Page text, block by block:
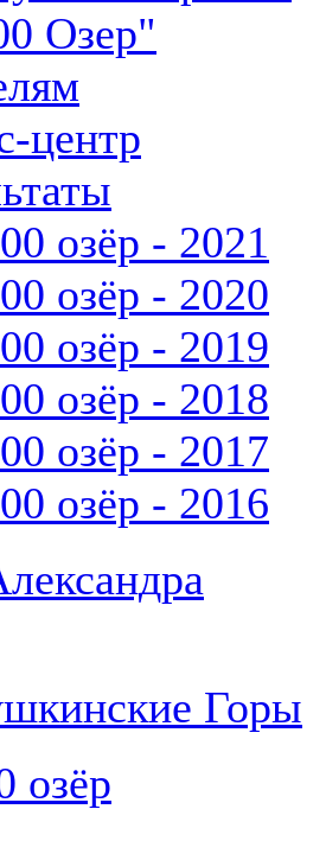
Озер"
центр
озёр - 2021
озёр - 2020
озёр - 2019
озёр - 2018
озёр - 2017
озёр - 2016